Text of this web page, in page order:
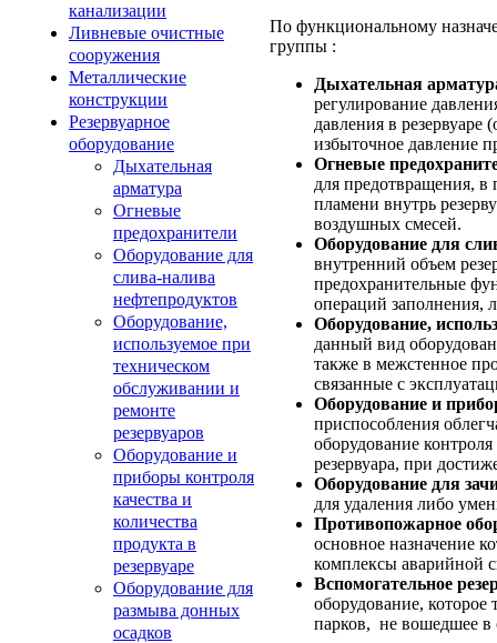
канализации
Ливневые очистные
сооружения
Металлические
конструкции
Резервуарное
оборудование
Дыхательная
арматура
Огневые
предохранители
Оборудование для
слива-налива
нефтепродуктов
Оборудование,
используемое при
техническом
обслуживании и
ремонте
резервуаров
Оборудование и
приборы контроля
качества и
количества
продукта в
резервуаре
Оборудование для
размыва донных
осадков
По функциональному
группы :
Дыхательная
регулирование
давления в
избыточное давление
Огневые
для предотвращения,
пламени внутрь
воздушных смесей.
Оборудование для
внутренний объем
предохранительные
операций заполнения,
Оборудование,
данный вид
также в межстенное
связанные с
Оборудование и
приспособления
оборудование
резервуара, при
Оборудование для
для удаления либо
Противопожарное
основное назначение
комплексы аварийной
Вспомогательное
оборудование, которое
парков, не вошедшее